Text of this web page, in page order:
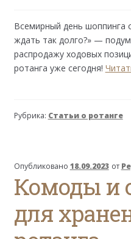
Всемирный день шоппинга
ждать так долго?» —
распродажу ходовых
ротанга уже сегодня!
Рубрика: Статьи о ротанге
Опубликовано 18.09.2023 от
Комоды и
для